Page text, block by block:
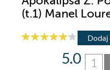
(t.1) Manel
Dodaj
1
5.0